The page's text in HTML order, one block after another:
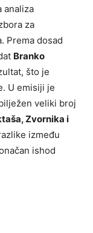
analiza
za
Prema dosad
Branko
što je
U emisiji je
veliki broj
Zvornika i
između
ishod